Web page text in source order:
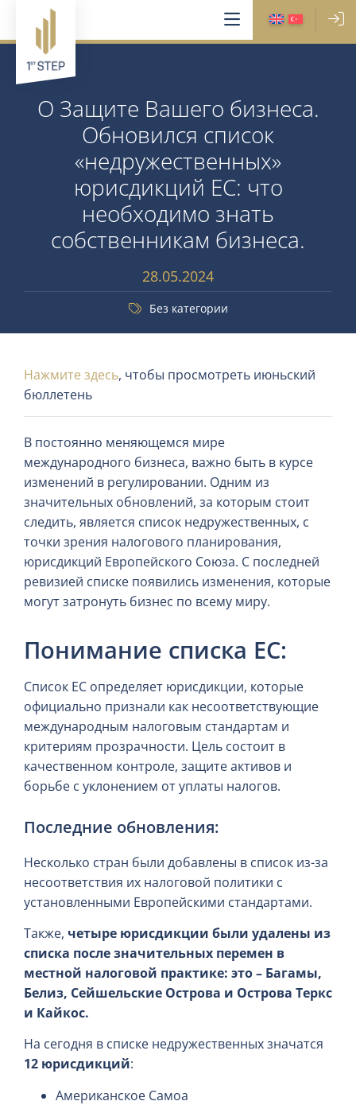
О Защите Вашего бизнеса.
Обновился список
«недружественных»
юрисдикций ЕС: что
необходимо знать
собственникам бизнеса.
28.05.2024
Без категории
Нажмите здесь, чтобы просмотреть июньский
бюллетень
В постоянно меняющемся мире
международного бизнеса, важно быть в курсе
изменений в регулировании. Одним из
значительных обновлений, за которым стоит
следить, является список недружественных, с
точки зрения налогового планирования,
юрисдикций Европейского Союза. С последней
ревизией списке появились изменения, которые
могут затронуть бизнес по всему миру.
Понимание списка ЕС:
Список ЕС определяет юрисдикции, которые
официально признали как несоответствующие
международным налоговым стандартам и
критериям прозрачности. Цель состоит в
качественном контроле, защите активов и
борьбе с уклонением от уплаты налогов.
Последние обновления:
Несколько стран были добавлены в список из-за
несоответствия их налоговой политики с
установленными Европейскими стандартами.
Также, четыре юрисдикции были удалены из
списка после значительных перемен в
местной налоговой практике: это – Багамы,
Белиз, Сейшельские Острова и Острова Теркс
и Кайкос.
На сегодня в списке недружественных значатся
12 юрисдикций:
Американское Самоа